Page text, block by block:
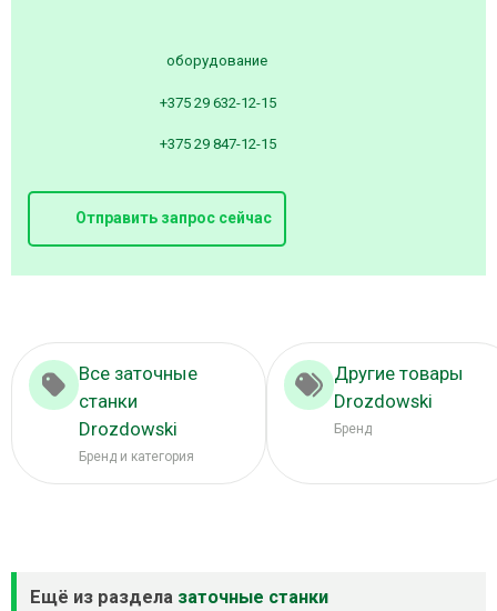
оборудование
+375 29 632-12-15
+375 29 847-12-15
Отправить запрос сейчас
Все заточные
станки
Drozdowski
Бренд и категория
Другие товары
Drozdowski
Бренд
Ещё из раздела заточные станки